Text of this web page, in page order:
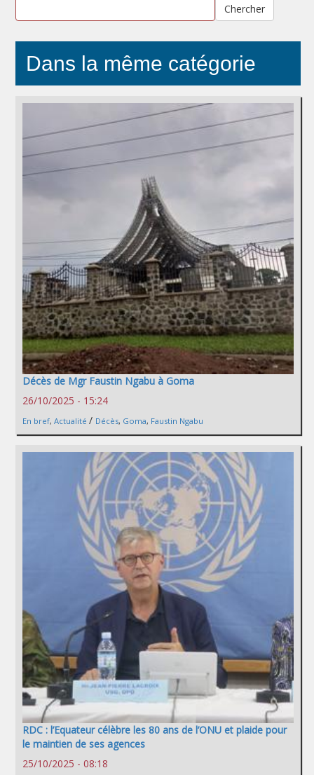
Chercher
Dans la même catégorie
Décès de Mgr Faustin Ngabu à Goma
26/10/2025 - 15:24
En bref, Actualité / Décès, Goma, Faustin Ngabu
RDC : l’Equateur célèbre les 80 ans de l’ONU et plaide pour
le maintien de ses agences
25/10/2025 - 08:18